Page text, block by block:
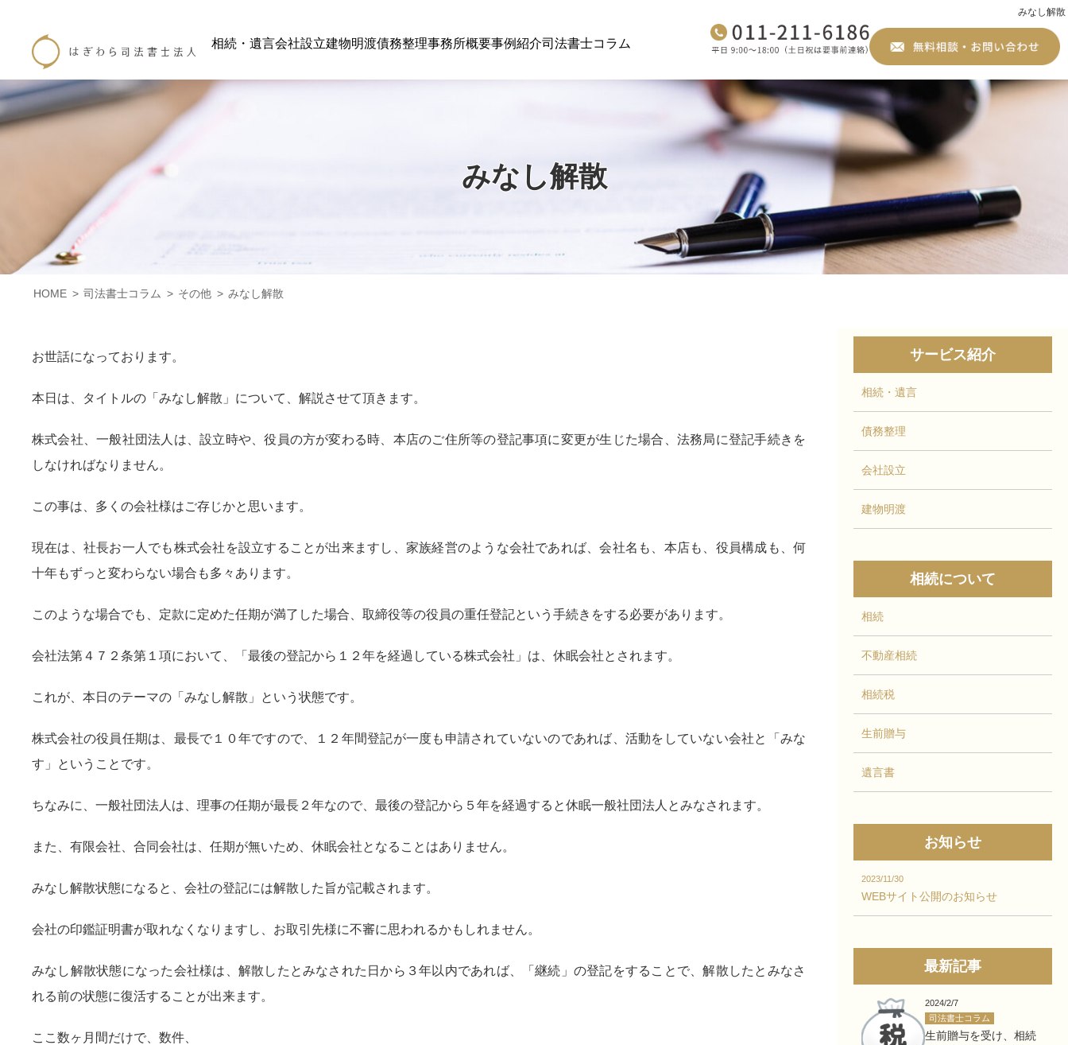
みなし解散
相続・遺言会社設立建物明渡債務整理事務所概要事例紹介司法書士コラム
みなし解散
HOME 司法書士コラム その他 みなし解散
お世話になっております。
本日は、タイトルの「みなし解散」について、解説させて頂きます。
株式会社、一般社団法人は、設立時や、役員の方が変わる時、本店のご住所等の登記事項に変更が生じた場合、法務局に登記手続きを
しなければなりません。
この事は、多くの会社様はご存じかと思います。
現在は、社長お一人でも株式会社を設立することが出来ますし、家族経営のような会社であれば、会社名も、本店も、役員構成も、何
十年もずっと変わらない場合も多々あります。
このような場合でも、定款に定めた任期が満了した場合、取締役等の役員の重任登記という手続きをする必要があります。
会社法第４７２条第１項において、「最後の登記から１２年を経過している株式会社」は、休眠会社とされます。
これが、本日のテーマの「みなし解散」という状態です。
株式会社の役員任期は、最長で１０年ですので、１２年間登記が一度も申請されていないのであれば、活動をしていない会社と「みな
す」ということです。
ちなみに、一般社団法人は、理事の任期が最長２年なので、最後の登記から５年を経過すると休眠一般社団法人とみなされます。
また、有限会社、合同会社は、任期が無いため、休眠会社となることはありません。
みなし解散状態になると、会社の登記には解散した旨が記載されます。
会社の印鑑証明書が取れなくなりますし、お取引先様に不審に思われるかもしれません。
みなし解散状態になった会社様は、解散したとみなされた日から３年以内であれば、「継続」の登記をすることで、解散したとみなさ
れる前の状態に復活することが出来ます。
ここ数ヶ月間だけで、数件、
サービス紹介
相続・遺言
債務整理
会社設立
建物明渡
相続について
相続
不動産相続
相続税
生前贈与
遺言書
お知らせ
2023/11/30
WEBサイト公開のお知らせ
最新記事
2024/2/7
司法書士コラム
生前贈与を受け、相続